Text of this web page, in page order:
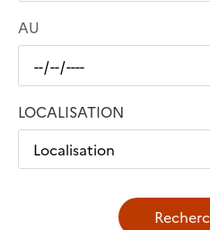
AU
LOCALISATION
Localisation